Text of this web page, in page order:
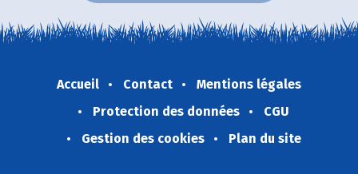
Accueil Contact
Mentions légales
Protection des données
CGU
Gestion des cookies
Plan du site